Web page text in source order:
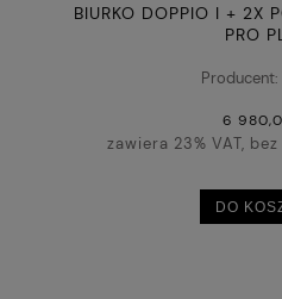
BIURKO DOPPIO I + 2X
PRO
Producent:
6
zawiera 23% VAT,
DO